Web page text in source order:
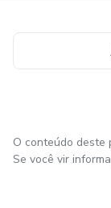
O conteúdo deste
Se você vir